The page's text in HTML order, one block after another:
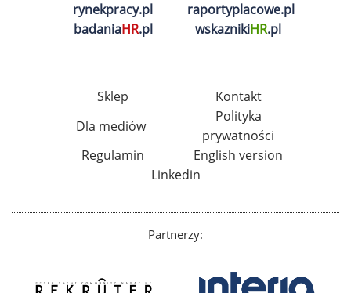
rynekpracy.pl
raportyplacowe.pl
badaniaHR.pl wskaznikiHR.pl
Sklep
Kontakt
Dla mediów
Polityka
prywatności
Regulamin
English version
Linkedin
Partnerzy: